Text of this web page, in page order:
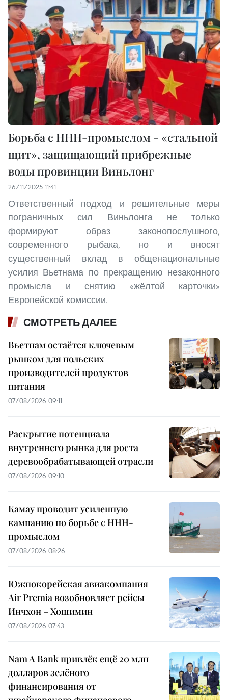
Борьба с ННН-промыслом - «стальной
щит», защищающий прибрежные
воды провинции Виньлонг
26/11/2025 11:41
Ответственный подход и решительные меры
пограничных сил Виньлонга не только
формируют образ законопослушного,
современного рыбака, но и вносят
существенный вклад в общенациональные
усилия Вьетнама по прекращению незаконного
промысла и снятию «жёлтой карточки»
Европейской комиссии.
СМОТРЕТЬ ДАЛЕЕ
Вьетнам остаётся ключевым
рынком для польских
производителей продуктов
питания
07/08/2026 09:11
Раскрытие потенциала
внутреннего рынка для роста
деревообрабатывающей отрасли
07/08/2026 09:10
Камау проводит усиленную
кампанию по борьбе с ННН-
промыслом
07/08/2026 08:26
Южнокорейская авиакомпания
Air Premia возобновляет рейсы
Инчхон – Хошимин
07/08/2026 07:43
Nam A Bank привлёк ещё 20 млн
долларов зелёного
финансирования от